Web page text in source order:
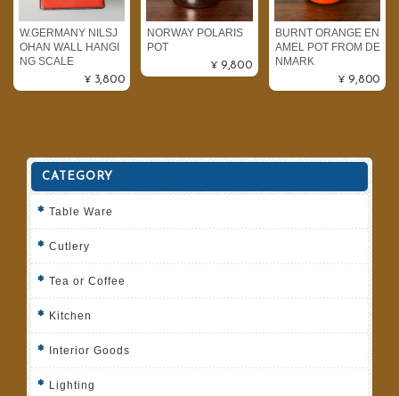
W.GERMANY NILSJ
OHAN WALL HANGI
NG SCALE
¥3,800
NORWAY POLARIS
POT
¥9,800
BURNT ORANGE EN
AMEL POT FROM DE
NMARK
¥9,800
CATEGORY
Table Ware
Cutlery
Tea or Coffee
Kitchen
Interior Goods
Lighting